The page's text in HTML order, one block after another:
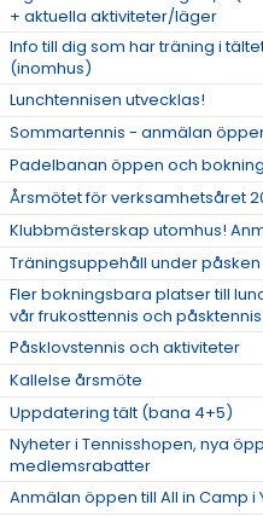
+ aktuella aktiviteter/läger
Info till dig som har träning i
(inomhus)
Lunchtennisen utvecklas!
Sommartennis - anmälan
Padelbanan öppen och
Årsmötet för verksamhetsåret
Klubbmästerskap utomhus!
Träningsuppehåll under påsken
Fler bokningsbara platser till
vår frukosttennis och
Påsklovstennis och aktiviteter
Kallelse årsmöte
Uppdatering tält (bana 4+5)
Nyheter i Tennisshopen, nya
medlemsrabatter
Anmälan öppen till All in Camp i